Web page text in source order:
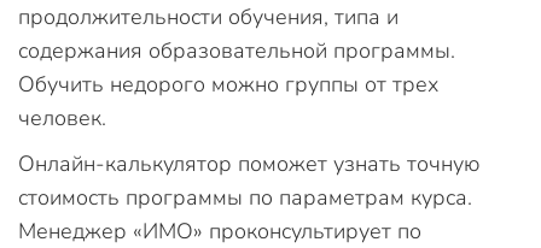
продолжительности обучения, типа и
содержания образовательной программы.
Обучить недорого можно группы от трех
человек.
Онлайн-калькулятор поможет узнать точную
стоимость программы по параметрам курса.
Менеджер «ИМО» проконсультирует по